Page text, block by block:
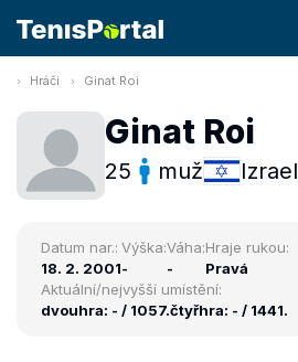
Hráči Ginat Roi
Ginat Roi
25 muž Izrael
Datum nar.:
18. 2. 2001
Výška:
-
Váha:
-
Hraje rukou:
Pravá
Aktuální/nejvyšší umístění:
dvouhra: - / 1057.čtyřhra: - / 1441.